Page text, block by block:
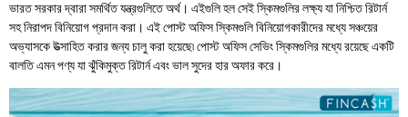
ভারত সরকার দ্বারা সমর্থিত যন্ত্রগুলিতে অর্থ। এইগুলি হল সেই স্কিমগুলির লক্ষ্য যা নিশ্চিত রিটার্ন
সহ নিরাপদ বিনিয়োগ প্রদান করা। এই পোস্ট অফিস স্কিমগুলি বিনিয়োগকারীদের মধ্যে সঞ্চয়ের
অভ্যাসকে উত্সাহিত করার জন্য চালু করা হয়েছে৷ পোস্ট অফিস সেভিং স্কিমগুলির মধ্যে রয়েছে একটি
বালতি এমন পণ্য যা ঝুঁকিমুক্ত রিটার্ন এবং ভাল সুদের হার অফার করে।